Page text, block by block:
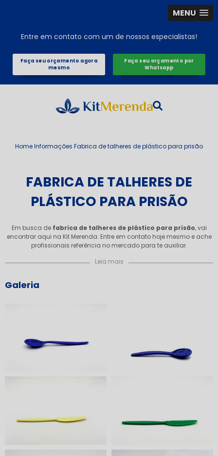
MENU
Entre em contato com um de nossos especialistas!
Faça seu orçamento agora
mesmo
Faça seu orçamento por
Whatsapp
HomeInformações Fabrica de talheres de plástico para prisão
FABRICA DE TALHERES DE
PLÁSTICO PARA PRISÃO
Em busca de fabrica de talheres de plástico para prisão, vai
encontrar aqui na Kit Merenda. Entre em contato hoje mesmo e ache
profissionais referência no mercado para te auxiliar.
Leia mais
Galeria